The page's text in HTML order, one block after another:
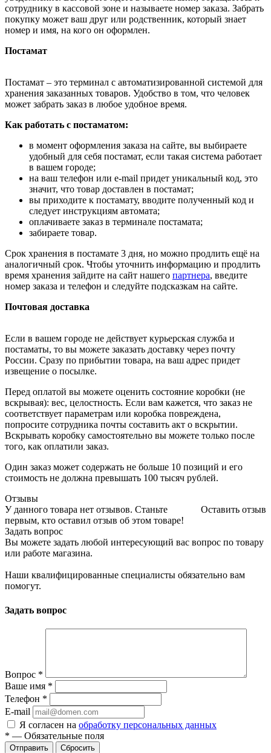
сотруднику в кассовой зоне и называете номер заказа. Забрать
покупку может ваш друг или родственник, который знает
номер и имя, на кого он оформлен.
Постамат
Постамат – это терминал с автоматизированной системой для
хранения заказанных товаров. Удобство в том, что человек
может забрать заказ в любое удобное время.
Как работать с постаматом:
в момент оформления заказа на сайте, вы выбираете
удобный для себя постамат, если такая система работает
в вашем городе;
на ваш телефон или e-mail придет уникальный код, это
значит, что товар доставлен в постамат;
вы приходите к постамату, вводите полученный код и
следует инструкциям автомата;
оплачиваете заказ в терминале постамата;
забираете товар.
Срок хранения в постамате 3 дня, но можно продлить ещё на
аналогичный срок. Чтобы уточнить информацию и продлить
время хранения зайдите на сайт нашего партнера, введите
номер заказа и телефон и следуйте подсказкам на сайте.
Почтовая доставка
Если в вашем городе не действует курьерская служба и
постаматы, то вы можете заказать доставку через почту
России. Сразу по прибытии товара, на ваш адрес придет
извещение о посылке.
Перед оплатой вы можете оценить состояние коробки (не
вскрывая): вес, целостность. Если вам кажется, что заказ не
соответствует параметрам или коробка повреждена,
попросите сотрудника почты составить акт о вскрытии.
Вскрывать коробку самостоятельно вы можете только после
того, как оплатили заказ.
Один заказ может содержать не больше 10 позиций и его
стоимость не должна превышать 100 тысяч рублей.
Отзывы
Оставить отзыв
У данного товара нет отзывов. Станьте
первым, кто оставил отзыв об этом товаре!
Задать вопрос
Вы можете задать любой интересующий вас вопрос по товару
или работе магазина.
Наши квалифицированные специалисты обязательно вам
помогут.
Задать вопрос
Вопрос *
Ваше имя *
Телефон *
E-mail
Я согласен на обработку персональных данных
* — Обязательные поля
Отправить Сбросить